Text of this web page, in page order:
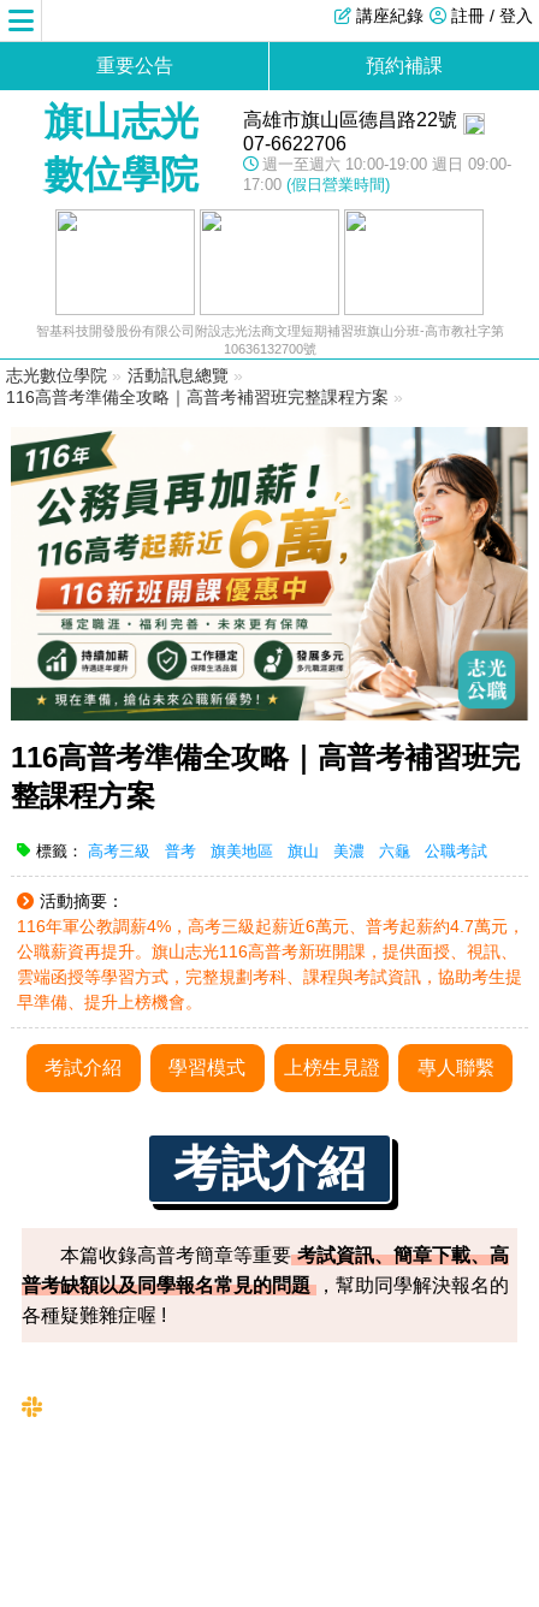
註冊 / 登入
講座紀錄
重要公告 預約補課
旗山志光
數位學院
高雄市旗山區德昌路22號
07-6622706
週一至週六 10:00-19:00 週日 09:00-
17:00 (假日營業時間)
智基科技開發股份有限公司附設志光法商文理短期補習班旗山分班-高市教社字第
10636132700號
志光數位學院 » 活動訊息總覽 »
116高普考準備全攻略｜高普考補習班完整課程方案 »
116高普考準備全攻略｜高普考補習班完
整課程方案
標籤： 高考三級 普考 旗美地區 旗山 美濃 六龜 公職考試
活動摘要：
116年軍公教調薪4%，高考三級起薪近6萬元、普考起薪約4.7萬元，
公職薪資再提升。旗山志光116高普考新班開課，提供面授、視訊、
雲端函授等學習方式，完整規劃考科、課程與考試資訊，協助考生提
早準備、提升上榜機會。
考試介紹 學習模式 上榜生見證 專人聯繫
考試介紹
本篇收錄高普考簡章等重要 考試資訊、簡章下載、高
普考缺額以及同學報名常見的問題 ，幫助同學解決報名的
各種疑難雜症喔 !